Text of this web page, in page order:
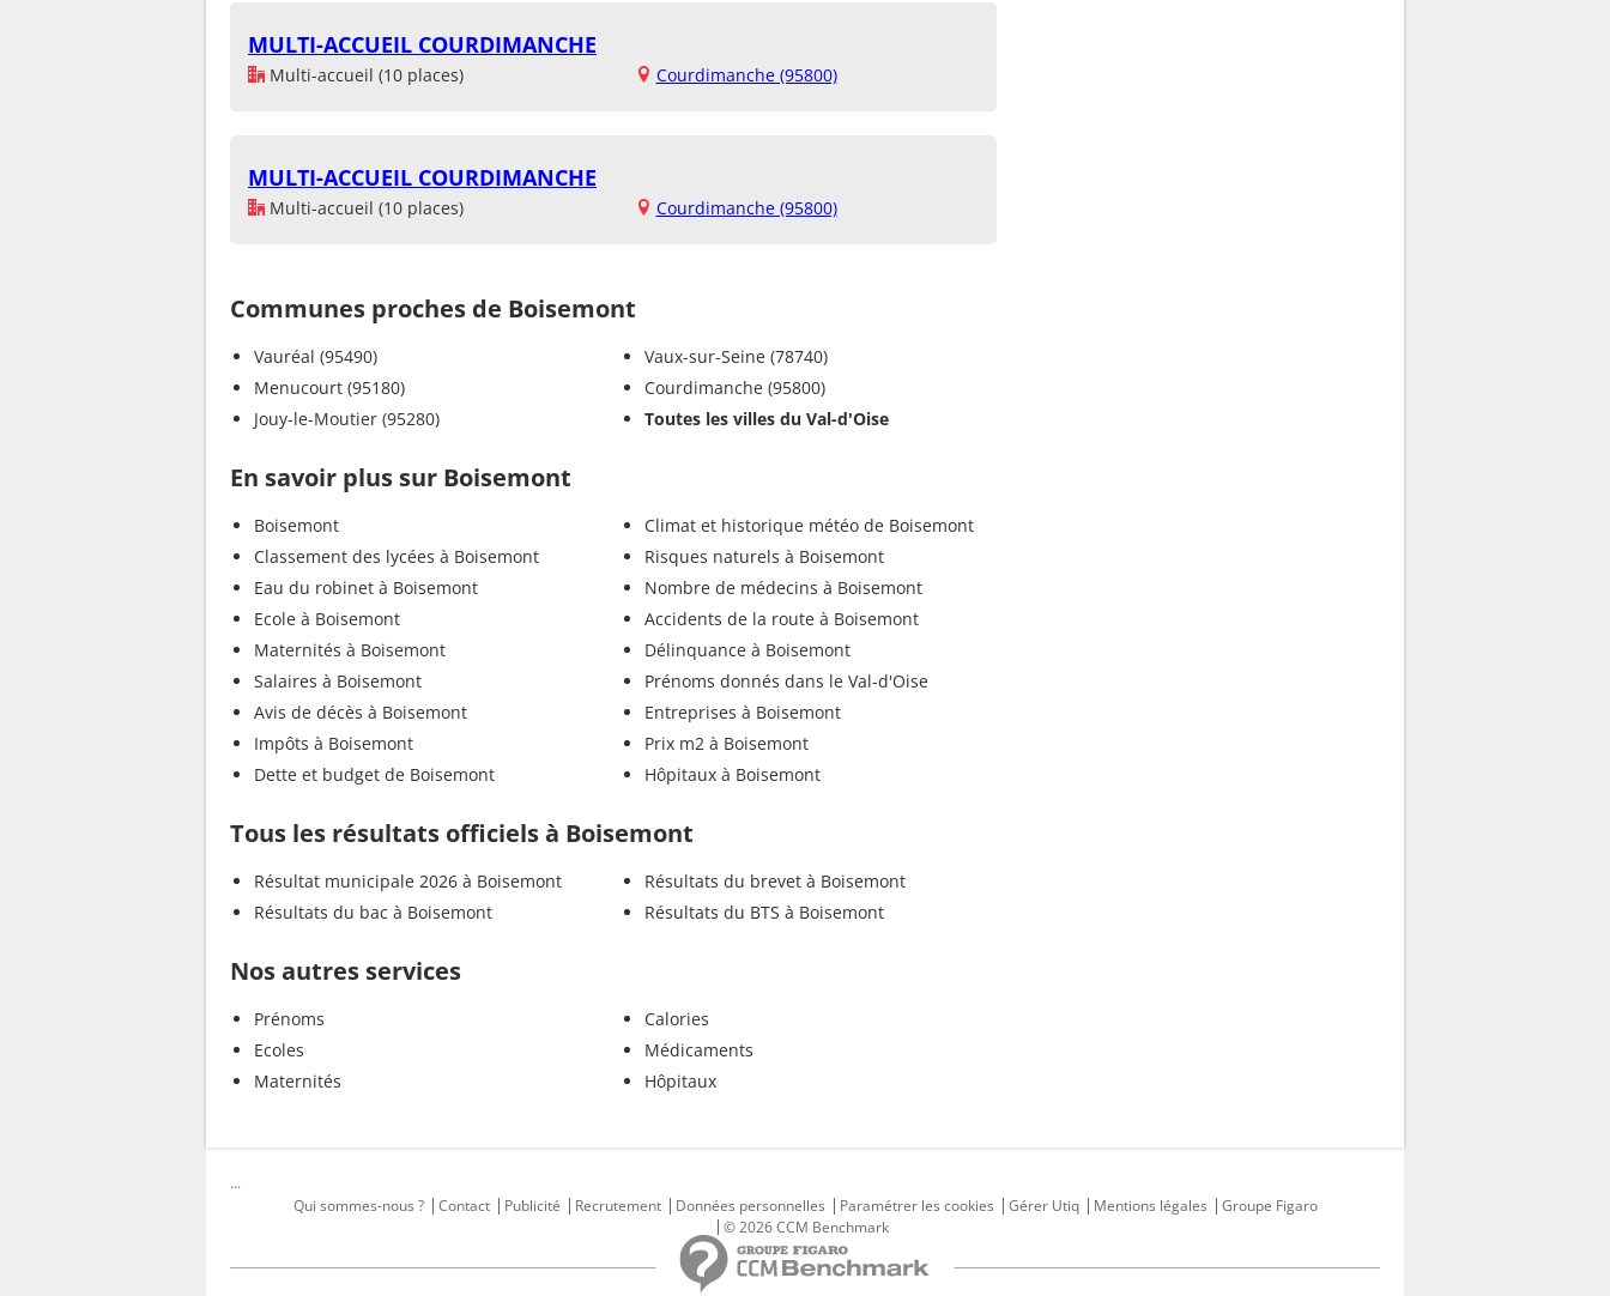
MULTI-ACCUEIL COURDIMANCHE
Multi-accueil (10 places) Courdimanche (95800)
MULTI-ACCUEIL COURDIMANCHE
Multi-accueil (10 places) Courdimanche (95800)
Communes proches de Boisemont
Vauréal (95490)
Menucourt (95180)
Jouy-le-Moutier (95280)
Vaux-sur-Seine (78740)
Courdimanche (95800)
Toutes les villes du Val-d'Oise
En savoir plus sur Boisemont
Boisemont
Classement des lycées à Boisemont
Eau du robinet à Boisemont
Ecole à Boisemont
Maternités à Boisemont
Salaires à Boisemont
Avis de décès à Boisemont
Impôts à Boisemont
Dette et budget de Boisemont
Climat et historique météo de Boisemont
Risques naturels à Boisemont
Nombre de médecins à Boisemont
Accidents de la route à Boisemont
Délinquance à Boisemont
Prénoms donnés dans le Val-d'Oise
Entreprises à Boisemont
Prix m2 à Boisemont
Hôpitaux à Boisemont
Tous les résultats officiels à Boisemont
Résultat municipale 2026 à Boisemont
Résultats du bac à Boisemont
Résultats du brevet à Boisemont
Résultats du BTS à Boisemont
Nos autres services
Prénoms
Ecoles
Maternités
Calories
Médicaments
Hôpitaux
...
Qui sommes-nous ?
Contact Publicité Recrutement Données personnelles Paramétrer les cookies Gérer Utiq Mentions légales
Groupe Figaro
© 2026 CCM Benchmark